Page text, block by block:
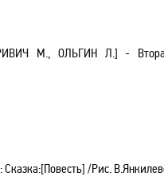
М., ОЛЬГИН Л.] - Вторая
/Рис.